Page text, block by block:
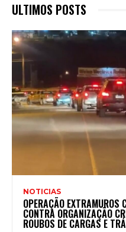
ULTIMOS POSTS
NOTICIAS
OPERAÇÃO
CONTRA ORGANIZAÇÃO
ROUBOS DE CARGAS E